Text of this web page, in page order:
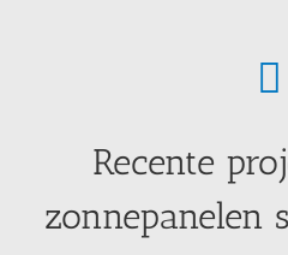
Recente
zonnepanelen